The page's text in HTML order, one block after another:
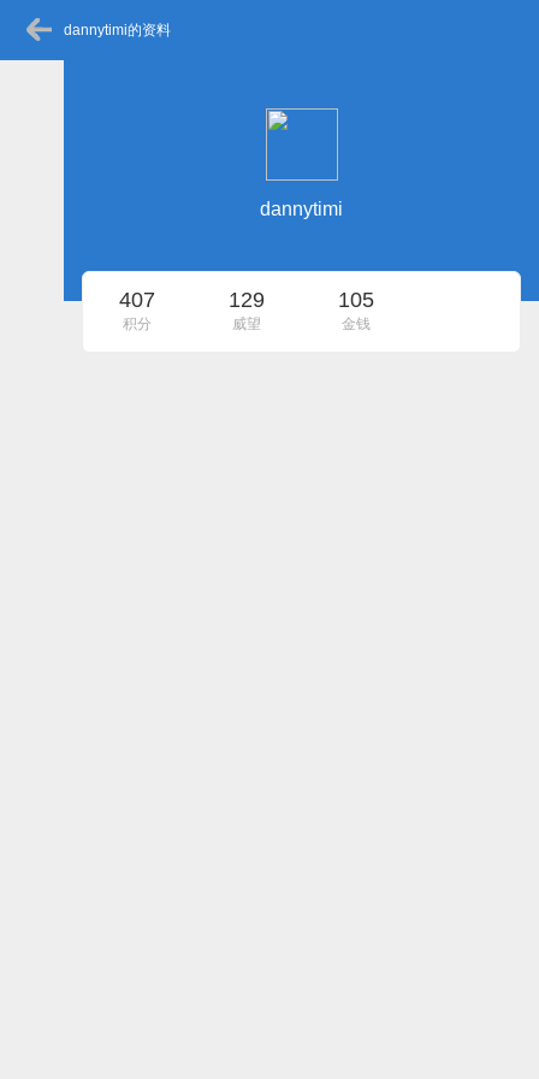
dannytimi的资料
dannytimi
407
积分
129
威望
105
金钱